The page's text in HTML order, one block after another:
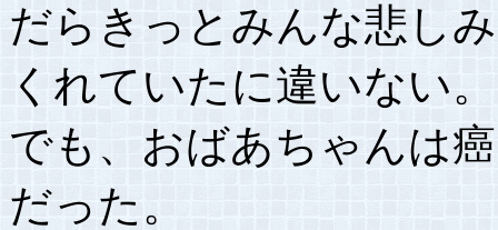
だらきっとみんな悲し
くれていたに違いない。
でも、おばあちゃんは
だった。